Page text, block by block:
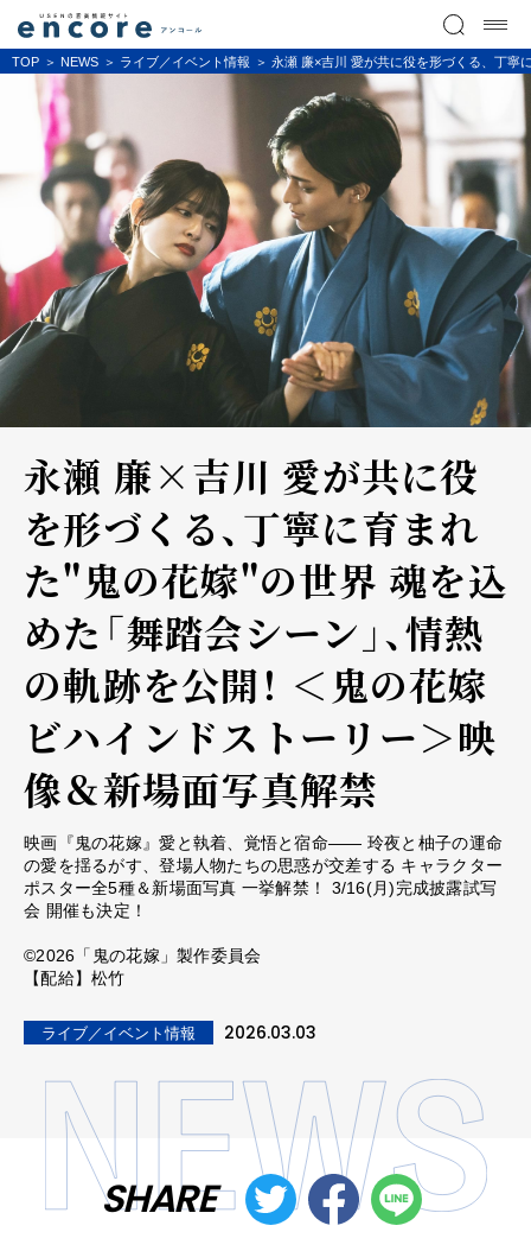
TOP NEWS ライブ／イベント情報 永瀬 廉×吉川 愛が共に役を形づくる、丁寧
永瀬 廉×吉川 愛が共に役
を形づくる、丁寧に育まれ
た"鬼の花嫁"の世界 魂を込
めた「舞踏会シーン」、情熱
の軌跡を公開！ ＜鬼の花嫁
ビハインドストーリー＞映
像＆新場面写真解禁
映画『鬼の花嫁』愛と執着、覚悟と宿命―― 玲夜と柚子の運命
の愛を揺るがす、登場人物たちの思惑が交差する キャラクター
ポスター全5種＆新場面写真 一挙解禁！ 3/16(月)完成披露試写
会 開催も決定！
©2026「鬼の花嫁」製作委員会
【配給】松竹
ライブ／イベント情報 2026.03.03
SHARE